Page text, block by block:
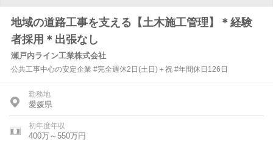
地域の道路工事を支える【土木施工管理】＊経験
者採用＊出張なし
瀬戸内ライン工業株式会社
公共工事中心の安定企業 #完全週休2日(土日)＋祝 #年間休日126日
勤務地
愛媛県
初年度年収
400万～550万円